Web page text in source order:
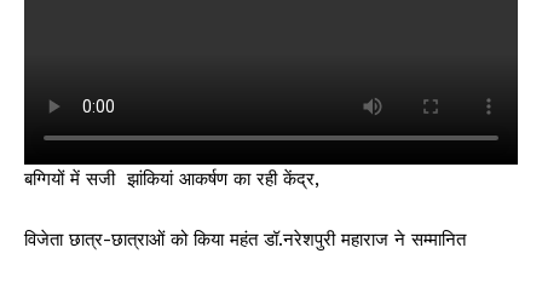
बग्गियों में सजी झांकियां आकर्षण का रही केंद्र,
विजेता छात्र-छात्राओं को किया महंत डॉ.नरेशपुरी महाराज ने सम्मानित